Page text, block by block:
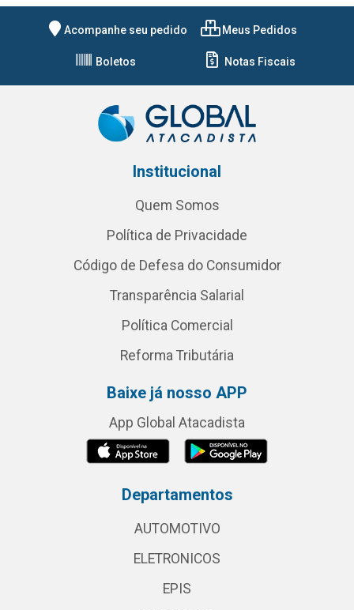
Acompanhe seu pedido Meus Pedidos
Boletos Notas Fiscais
Institucional
Quem Somos
Política de Privacidade
Código de Defesa do Consumidor
Transparência Salarial
Política Comercial
Reforma Tributária
Baixe já nosso APP
App Global Atacadista
Departamentos
AUTOMOTIVO
ELETRONICOS
EPIS